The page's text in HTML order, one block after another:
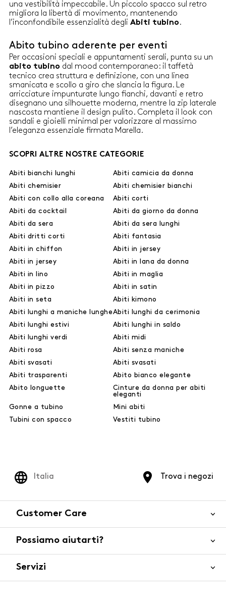
una vestibilità impeccabile. Un piccolo spacco sul retro
migliora la libertà di movimento, mantenendo
l’inconfondibile essenzialità degli Abiti tubino .
Abito tubino aderente per eventi
Per occasioni speciali e appuntamenti serali, punta su un
abito tubino dal mood contemporaneo: il taffetà
tecnico crea struttura e definizione, con una linea
smanicata e scollo a giro che slancia la figura. Le
arricciature impunturate lungo fianchi, davanti e retro
disegnano una silhouette moderna, mentre la zip laterale
nascosta mantiene il design pulito. Completa il look con
sandali e gioielli minimal per valorizzare al massimo
l’eleganza essenziale firmata Marella.
SCOPRI ALTRE NOSTRE CATEGORIE
Abiti bianchi lunghi
Abiti camicia da donna
Abiti chemisier
Abiti chemisier bianchi
Abiti con collo alla coreana
Abiti corti
Abiti da cocktail
Abiti da giorno da donna
Abiti da sera
Abiti da sera lunghi
Abiti dritti corti
Abiti fantasia
Abiti in chiffon
Abiti in jersey
Abiti in jersey
Abiti in lana da donna
Abiti in lino
Abiti in maglia
Abiti in pizzo
Abiti in satin
Abiti in seta
Abiti kimono
Abiti lunghi a maniche lungheAbiti lunghi da cerimonia
Abiti lunghi estivi
Abiti lunghi in saldo
Abiti lunghi verdi
Abiti midi
Abiti rosa
Abiti senza maniche
Abiti svasati
Abiti svasati
Abiti trasparenti
Abito bianco elegante
Abito longuette
Cinture da donna per abiti
eleganti
Gonne a tubino
Mini abiti
Tubini con spacco
Vestiti tubino
Trova i negozi
Italia
Customer Care
Contattaci
Sicurezza del prodotto
Possiamo aiutarti?
Servizi